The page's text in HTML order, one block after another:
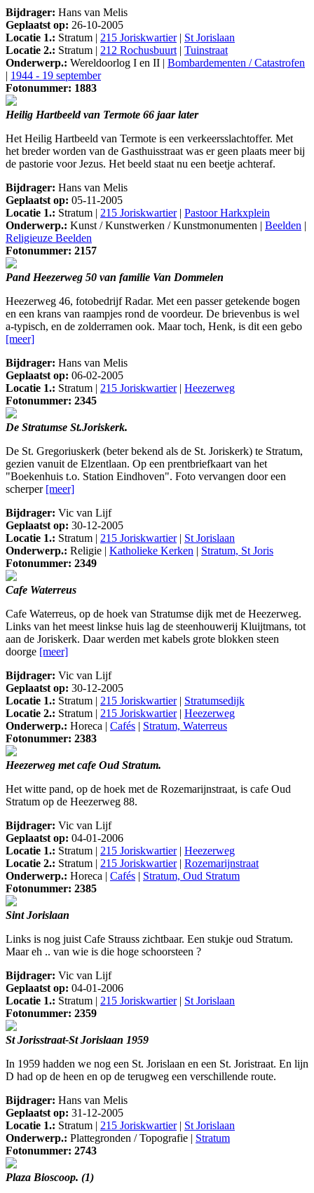
Bijdrager: Hans van Melis
Geplaatst op: 26-10-2005
Locatie 1.: Stratum | 215 Joriskwartier| St Jorislaan
Locatie 2.: Stratum | 212 Rochusbuurt| Tuinstraat
Onderwerp.: Wereldoorlog I en II | Bombardementen / Catastrofen
| 1944 - 19 september
Fotonummer: 1883
Heilig Hartbeeld van Termote 66 jaar later
Het Heilig Hartbeeld van Termote is een verkeersslachtoffer. Met
het breder worden van de Gasthuisstraat was er geen plaats meer bij
de pastorie voor Jezus. Het beeld staat nu een beetje achteraf.
Bijdrager: Hans van Melis
Geplaatst op: 05-11-2005
Locatie 1.: Stratum | 215 Joriskwartier| Pastoor Harkxplein
Onderwerp.: Kunst / Kunstwerken / Kunstmonumenten | Beelden |
Religieuze Beelden
Fotonummer: 2157
Pand Heezerweg 50 van familie Van Dommelen
Heezerweg 46, fotobedrijf Radar. Met een passer getekende bogen
en een krans van raampjes rond de voordeur. De brievenbus is wel
a-typisch, en de zolderramen ook. Maar toch, Henk, is dit een gebo
[meer]
Bijdrager: Hans van Melis
Geplaatst op: 06-02-2005
Locatie 1.: Stratum | 215 Joriskwartier| Heezerweg
Fotonummer: 2345
De Stratumse St.Joriskerk.
De St. Gregoriuskerk (beter bekend als de St. Joriskerk) te Stratum,
gezien vanuit de Elzentlaan. Op een prentbriefkaart van het
"Boekenhuis t.o. Station Eindhoven". Foto vervangen door een
scherper [meer]
Bijdrager: Vic van Lijf
Geplaatst op: 30-12-2005
Locatie 1.: Stratum | 215 Joriskwartier| St Jorislaan
Onderwerp.: Religie | Katholieke Kerken | Stratum, St Joris
Fotonummer: 2349
Cafe Waterreus
Cafe Waterreus, op de hoek van Stratumse dijk met de Heezerweg.
Links van het meest linkse huis lag de steenhouwerij Kluijtmans, tot
aan de Joriskerk. Daar werden met kabels grote blokken steen
doorge [meer]
Bijdrager: Vic van Lijf
Geplaatst op: 30-12-2005
Locatie 1.: Stratum | 215 Joriskwartier| Stratumsedijk
Locatie 2.: Stratum | 215 Joriskwartier| Heezerweg
Onderwerp.: Horeca | Cafés | Stratum, Waterreus
Fotonummer: 2383
Heezerweg met cafe Oud Stratum.
Het witte pand, op de hoek met de Rozemarijnstraat, is cafe Oud
Stratum op de Heezerweg 88.
Bijdrager: Vic van Lijf
Geplaatst op: 04-01-2006
Locatie 1.: Stratum | 215 Joriskwartier| Heezerweg
Locatie 2.: Stratum | 215 Joriskwartier| Rozemarijnstraat
Onderwerp.: Horeca | Cafés | Stratum, Oud Stratum
Fotonummer: 2385
Sint Jorislaan
Links is nog juist Cafe Strauss zichtbaar. Een stukje oud Stratum.
Maar eh .. van wie is die hoge schoorsteen ?
Bijdrager: Vic van Lijf
Geplaatst op: 04-01-2006
Locatie 1.: Stratum | 215 Joriskwartier| St Jorislaan
Fotonummer: 2359
St Jorisstraat-St Jorislaan 1959
In 1959 hadden we nog een St. Jorislaan en een St. Joristraat. En lijn
D had op de heen en op de terugweg een verschillende route.
Bijdrager: Hans van Melis
Geplaatst op: 31-12-2005
Locatie 1.: Stratum | 215 Joriskwartier| St Jorislaan
Onderwerp.: Plattegronden / Topografie | Stratum
Fotonummer: 2743
Plaza Bioscoop. (1)